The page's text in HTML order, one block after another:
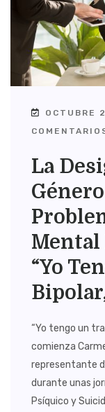
OCTUBRE
La
Mental
“Yo
“Yo tengo un
comienza
representante
durante unas
Psíquico y